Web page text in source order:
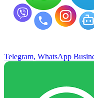
Telegram, WhatsApp